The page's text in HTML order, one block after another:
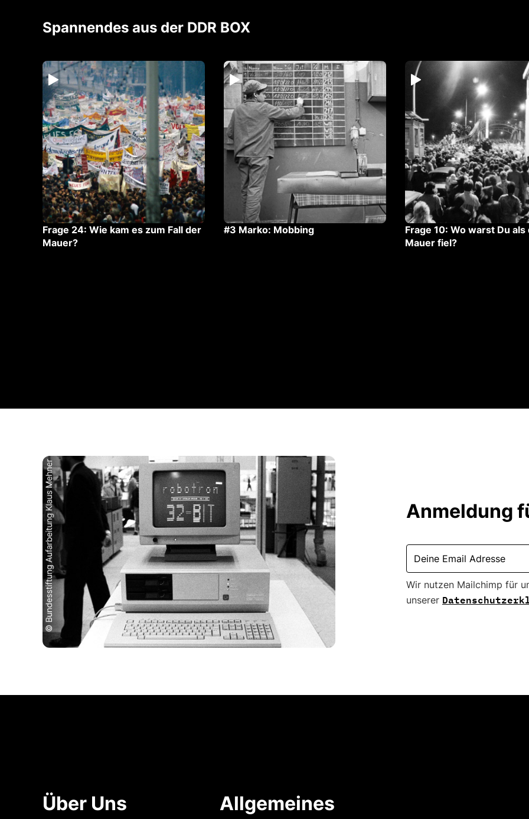
Spannendes aus der DDR BOX
Frage 24: Wie kam es zum Fall der
Mauer?
#3 Marko: Mobbing
Frage 10: ⁠Wo warst Du als
Mauer fiel?
Anmeldung
Wir nutzen Mailchimp für
unserer
Über Uns Allgemeines